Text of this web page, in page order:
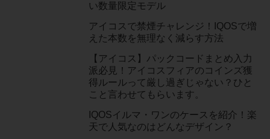
い数量限定モデル
アイコスで禁煙チャレンジ！IQOSで増
えた本数を無理なく減らす方法
【アイコス】パックコードまとめ入力
派必見！アイコスフィアのコインズ獲
得ルールって厳し過ぎじゃない？ひと
こと言わせてもらいます。
IQOSイルマ・ワンのケースを紹介！楽
天で人気なのはどんなデザイン？